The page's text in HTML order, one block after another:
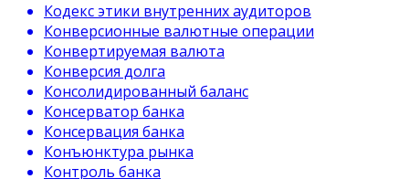
Кодекс этики внутренних аудиторов
Конверсионные валютные операции
Конвертируемая валюта
Конверсия долга
Консолидированный баланс
Консерватор банка
Консервация банка
Конъюнктура рынка
Контроль банка